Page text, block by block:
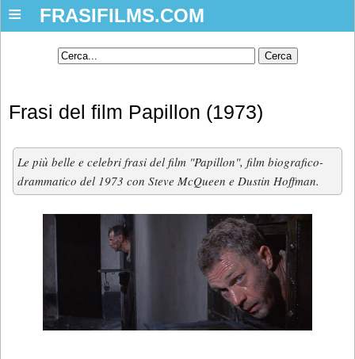
FRASIFILMS.COM
≡
Frasi del film Papillon (1973)
Le più belle e celebri frasi del film "Papillon", film biografico-
drammatico del 1973 con Steve McQueen e Dustin Hoffman.